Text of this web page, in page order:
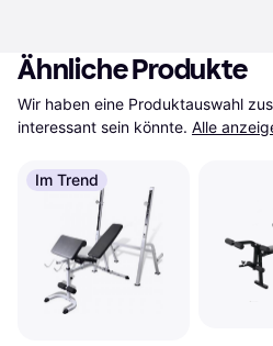
Ähnliche Produkte
Wir haben eine Produktauswahl
interessant sein könnte. Alle
Im Trend